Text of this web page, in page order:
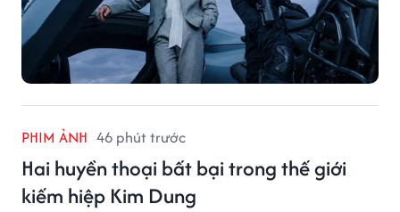
PHIM ẢNH 46 phút trước
Hai huyền thoại bất bại trong thế giới
kiếm hiệp Kim Dung